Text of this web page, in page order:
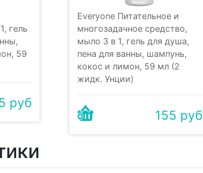
гель
59
руб
Everyone Питательное и
многозадачное средство,
мыло 3 в 1, гель для душа,
пена для ванны, шампунь,
кокос и лимон, 59 мл (2
жидк. Унции)
155 руб